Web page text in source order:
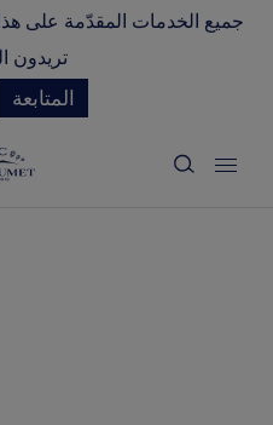
جميع الخدمات المقدّمة على
تريدون
المتابعة
YOUR CART IS EMPTY